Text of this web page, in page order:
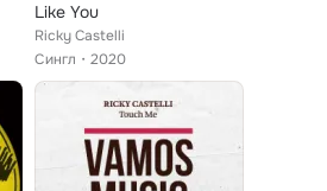
Like You
Ricky Castelli
Сингл
2020